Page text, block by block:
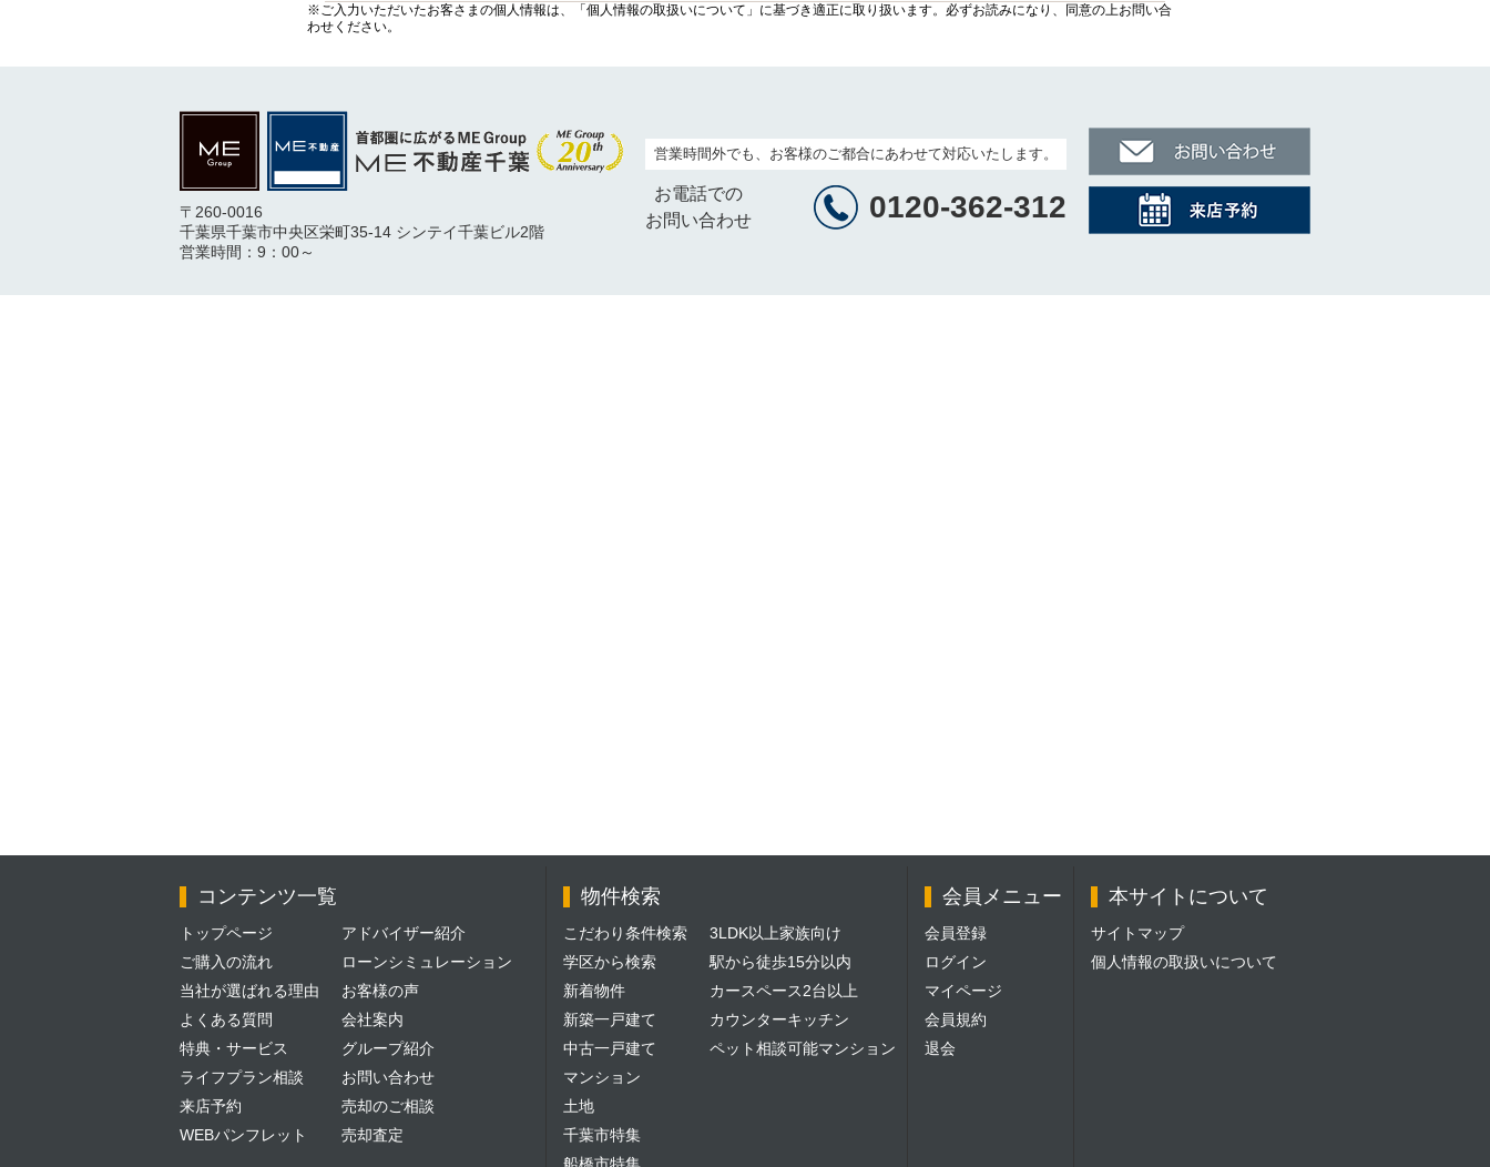
※ご入力いただいたお客さまの個人情報は、 「個人情報の取扱いについて」 に基づき適正に取り扱います。必ずお読みになり、同意の上お問い合
わせください。
〒260-0016
千葉県千葉市中央区栄町35-14 シンテイ千葉ビル2階
営業時間：9：00～
営業時間外でも、お客様のご都合にあわせて対応いたします。
お電話での
お問い合わせ
0120-362-312
コンテンツ一覧
トップページ
ご購入の流れ
当社が選ばれる理由
よくある質問
特典・サービス
ライフプラン相談
来店予約
WEBパンフレット
アドバイザー紹介
ローンシミュレーション
お客様の声
会社案内
グループ紹介
お問い合わせ
売却のご相談
売却査定
物件検索
こだわり条件検索
学区から検索
新着物件
新築一戸建て
中古一戸建て
マンション
土地
千葉市特集
船橋市特集
3LDK以上家族向け
駅から徒歩15分以内
カースペース2台以上
カウンターキッチン
ペット相談可能マンション
会員メニュー
会員登録
ログイン
マイページ
会員規約
退会
本サイトについて
サイトマップ
個人情報の取扱いについて